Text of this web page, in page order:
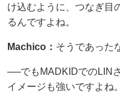
け込むように、つなぎ目
るんですよね。
Machico： そうであった
──でもMADKIDでのLIN
イメージも強いですよね。